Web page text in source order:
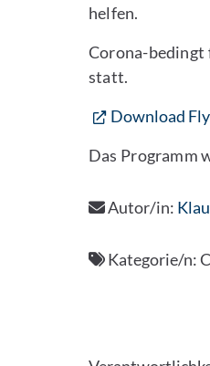
helfen.
Corona-bedingt
statt.
Download
Das Programm
Autor/in:
Kategorie/n: